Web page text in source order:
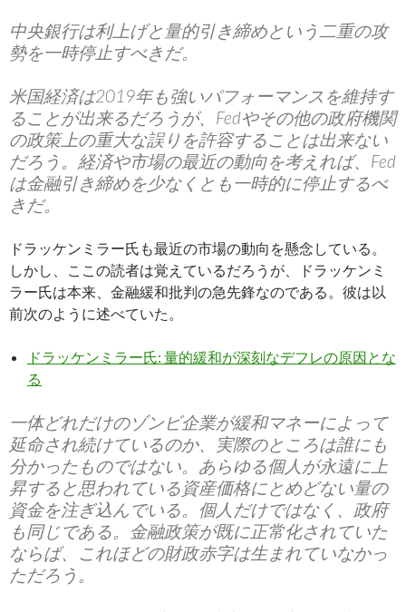
中央銀行は利上げと量的引き締めという二重の攻
勢を一時停止すべきだ。
米国経済は2019年も強いパフォーマンスを維持す
ることが出来るだろうが、Fedやその他の政府機関
の政策上の重大な誤りを許容することは出来ない
だろう。経済や市場の最近の動向を考えれば、Fed
は金融引き締めを少なくとも一時的に停止するべ
きだ。
ドラッケンミラー氏も最近の市場の動向を懸念している。
しかし、ここの読者は覚えているだろうが、ドラッケンミ
ラー氏は本来、金融緩和批判の急先鋒なのである。彼は以
前次のように述べていた。
ドラッケンミラー氏: 量的緩和が深刻なデフレの原因とな
る
一体どれだけのゾンビ企業が緩和マネーによって
延命され続けているのか、実際のところは誰にも
分かったものではない。あらゆる個人が永遠に上
昇すると思われている資産価格にとめどない量の
資金を注ぎ込んでいる。個人だけではなく、政府
も同じである。金融政策が既に正常化されていた
ならば、これほどの財政赤字は生まれていなかっ
ただろう。